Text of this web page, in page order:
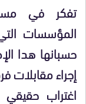
تفكر في
المؤسسات
حسبانها هدا
إجراء مقابلات
اغتراب